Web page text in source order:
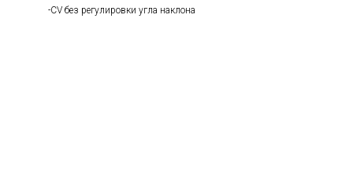
-CV без регулировки угла наклона